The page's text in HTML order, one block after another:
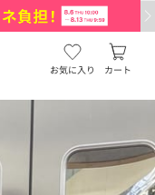
お気に入り カート